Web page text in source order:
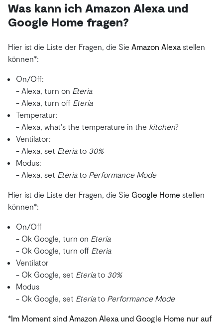
Was kann ich Amazon Alexa und
Google Home fragen?
Hier ist die Liste der Fragen, die Sie Amazon Alexastellen
können*:
On/Off:
- Alexa, turn on Eteria
- Alexa, turn off Eteria
Temperatur:
- Alexa, what's the temperature in the kitchen?
Ventilator:
- Alexa, set Eteriato 30%
Modus:
- Alexa, set Eteriato Performance Mode
Hier ist die Liste der Fragen, die Sie Google Home stellen
können*:
On/Off
- Ok Google, turn on Eteria
- Ok Google, turn off Eteria
Ventilator
- Ok Google, set Eteriato 30%
Modus
- Ok Google, set Eteriato Performance Mode
*Im Moment sind Amazon Alexa und Google Home nur auf